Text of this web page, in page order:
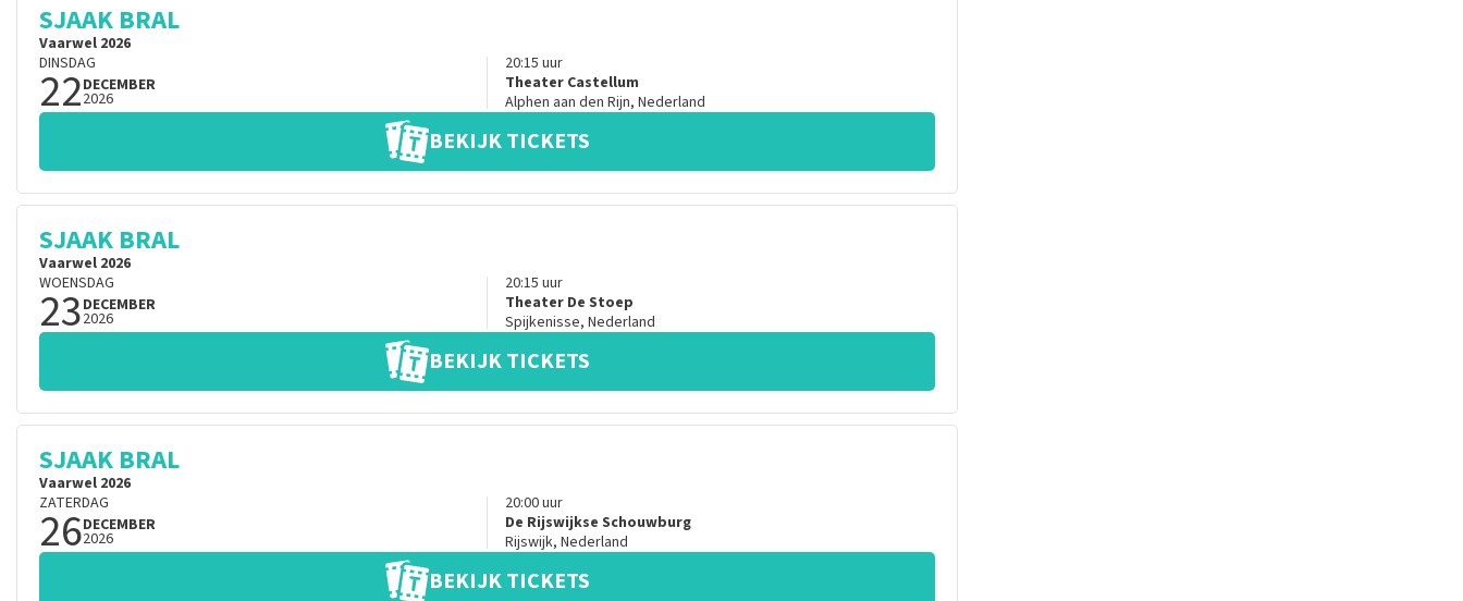
SJAAK BRAL
Vaarwel 2026
DINSDAG
22DECEMBER
2026
20:15 uur
Theater Castellum
Alphen aan den Rijn, Nederland
BEKIJK TICKETS
SJAAK BRAL
Vaarwel 2026
WOENSDAG
23DECEMBER
2026
20:15 uur
Theater De Stoep
Spijkenisse, Nederland
BEKIJK TICKETS
SJAAK BRAL
Vaarwel 2026
ZATERDAG
26DECEMBER
2026
20:00uur
De Rijswijkse Schouwburg
Rijswijk, Nederland
BEKIJK TICKETS